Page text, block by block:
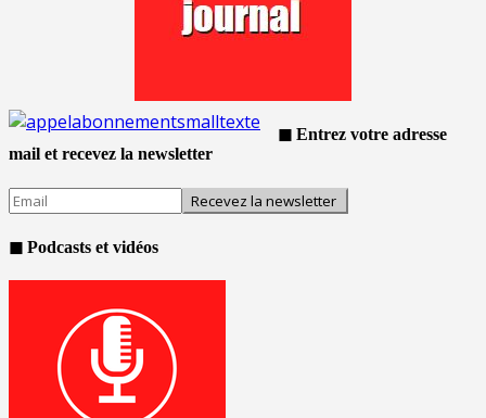
◼ Entrez votre adresse
mail et recevez la newsletter
◼ Podcasts et vidéos